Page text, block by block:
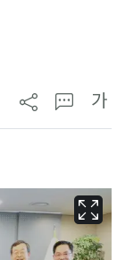
가